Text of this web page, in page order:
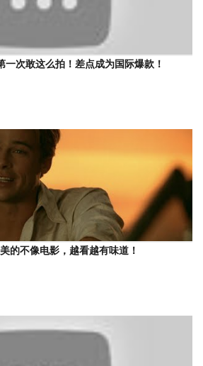
一次敢这么拍！差点成为国际爆款！
的不像电影，越看越有味道！